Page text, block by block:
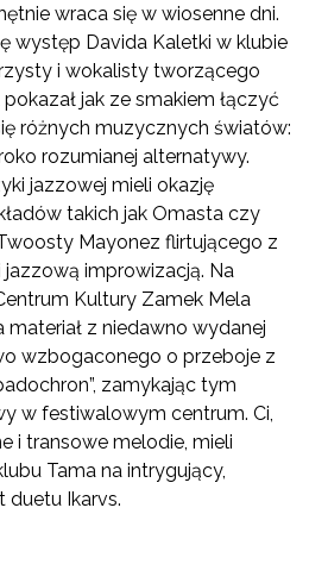
wraca się w wiosenne dni.
występ Davida Kaletki w klubie
i wokalisty tworzącego
jak ze smakiem łączyć
różnych muzycznych światów:
rozumianej alternatywy.
jazzowej mieli okazję
takich jak Omasta czy
Mayonez flirtującego z
improwizacją. Na
Kultury Zamek Mela
z niedawno wydanej
wzbogaconego o przeboje z
zamykając tym
w festiwalowym centrum. Ci,
i transowe melodie, mieli
Tama na intrygujący,
duetu Ikarvs.